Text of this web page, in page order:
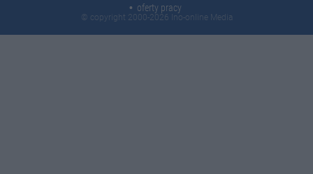
oferty pracy
© copyright 2000-2026 Ino-online Media